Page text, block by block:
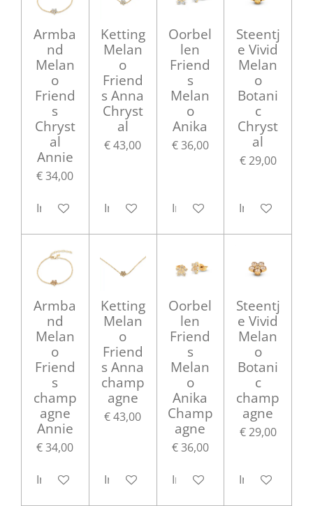
Armba
nd
Melan
o
Friend
s
Chryst
al
Annie
€ 34,00
In winkelwagen
Ketting
Melan
o
Friend
s Anna
Chryst
al
€ 43,00
In winkelwagen
Oorbel
len
Friend
s
Melan
o
Anika
€ 36,00
In winkelwagen
Steentj
e Vivid
Melan
o
Botani
c
Chryst
al
€ 29,00
In
Armba
nd
Melan
o
Friend
s
champ
agne
Annie
€ 34,00
In winkelwagen
Ketting
Melan
o
Friend
s Anna
champ
agne
€ 43,00
In winkelwagen
Oorbel
len
Friend
s
Melan
o
Anika
Champ
agne
€ 36,00
In winkelwagen
Steentj
e Vivid
Melan
o
Botani
c
champ
agne
€ 29,00
In